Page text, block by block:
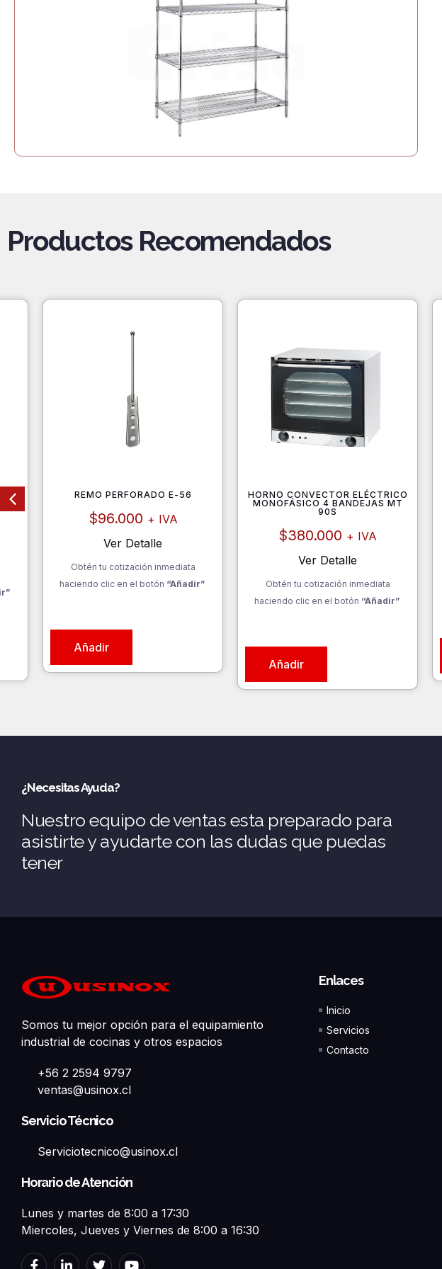
Productos Recomendados
REMO PERFORADO E-56
$96.000 + IVA
Ver Detalle
Obtén tu cotización inmediata
haciendo clic en el botón “Añadir”
Añadir
HORNO CONVECTOR ELÉCTRICO
MONOFÁSICO 4 BANDEJAS MT
90S
$380.000 + IVA
Ver Detalle
Obtén tu cotización inmediata
haciendo clic en el botón “Añadir”
Añadir
¿Necesitas Ayuda?
Nuestro equipo de ventas esta preparado para
asistirte y ayudarte con las dudas que puedas
tener
Somos tu mejor opción para el equipamiento
industrial de cocinas y otros espacios
+56 2 2594 9797
ventas@usinox.cl
Servicio Técnico
Serviciotecnico@usinox.cl
Horario de Atención
Lunes y martes de 8:00 a 17:30
Miercoles, Jueves y Viernes de 8:00 a 16:30
F
L
T
Y
Enlaces
Inicio
Servicios
Contacto